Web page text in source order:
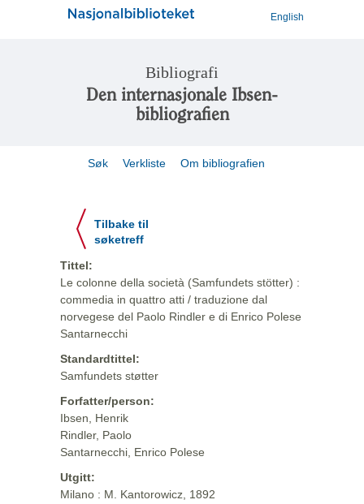
English
Bibliografi
Den internasjonale Ibsen-
bibliografien
Søk Verkliste Om bibliografien
Tilbake til
søketreff
Tittel:
Le colonne della società (Samfundets stötter) :
commedia in quattro atti / traduzione dal
norvegese del Paolo Rindler e di Enrico Polese
Santarnecchi
Standardtittel:
Samfundets støtter
Forfatter/person:
Ibsen, Henrik
Rindler, Paolo
Santarnecchi, Enrico Polese
Utgitt:
Milano : M. Kantorowicz, 1892